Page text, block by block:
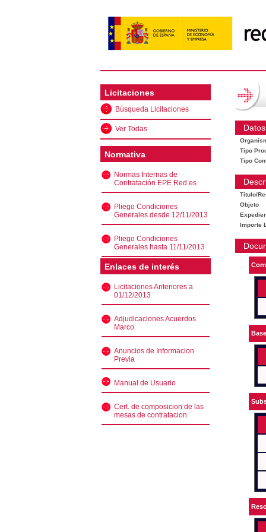
Licitaciones
Búsqueda Licitaciones
Ver Todas
Normativa
Normas Internas de
Contratación EPE Red.es
Pliego Condiciones
Generales desde 12/11/2013
Pliego Condiciones
Generales hasta 11/11/2013
Enlaces de interés
Licitaciones Anteriores a
01/12/2013
Adjudicaciones Acuerdos
Marco
Anuncios de Informacion
Previa
Manual de Usuario
Cert. de composicion de las
mesas de contratacion
Tipo
Tipo
Título/
Objeto
Importe